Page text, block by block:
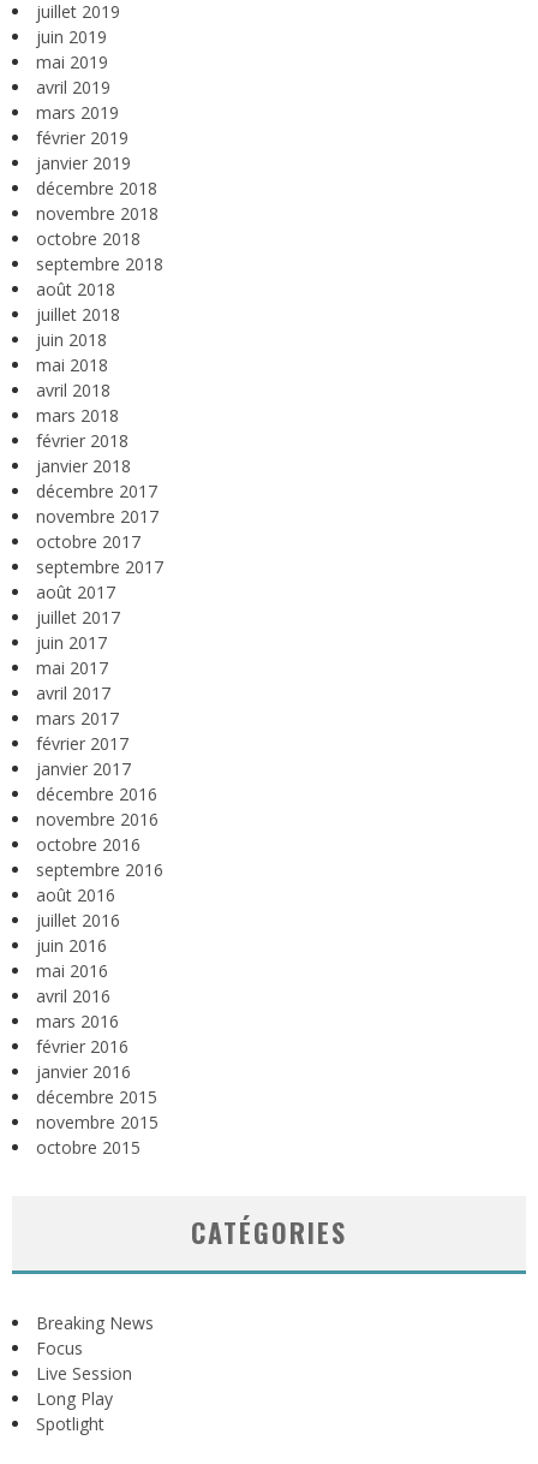
juillet 2019
juin 2019
mai 2019
avril 2019
mars 2019
février 2019
janvier 2019
décembre 2018
novembre 2018
octobre 2018
septembre 2018
août 2018
juillet 2018
juin 2018
mai 2018
avril 2018
mars 2018
février 2018
janvier 2018
décembre 2017
novembre 2017
octobre 2017
septembre 2017
août 2017
juillet 2017
juin 2017
mai 2017
avril 2017
mars 2017
février 2017
janvier 2017
décembre 2016
novembre 2016
octobre 2016
septembre 2016
août 2016
juillet 2016
juin 2016
mai 2016
avril 2016
mars 2016
février 2016
janvier 2016
décembre 2015
novembre 2015
octobre 2015
CATÉGORIES
Breaking News
Focus
Live Session
Long Play
Spotlight